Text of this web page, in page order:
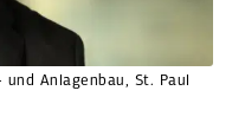
Anlagenbau, St. Paul